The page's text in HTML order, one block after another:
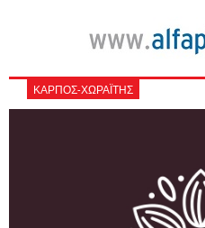
ΚΑΡΠΟΣ-ΧΩΡΑΪΤΗΣ